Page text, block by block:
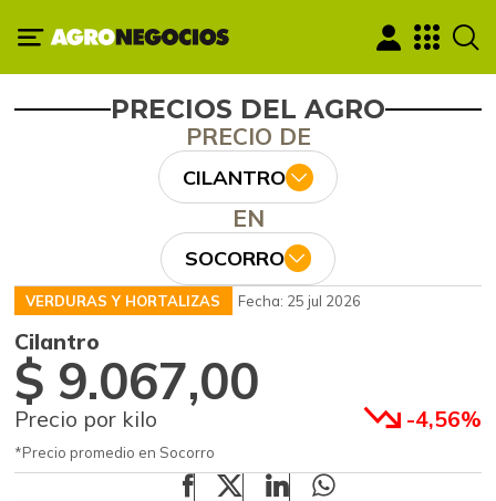
PRECIOS DEL AGRO
PRECIO DE
CILANTRO
EN
SOCORRO
VERDURAS Y HORTALIZAS Fecha: 25 jul 2026
Cilantro
$ 9.067,00
Precio por kilo -4,56%
*Precio promedio en Socorro